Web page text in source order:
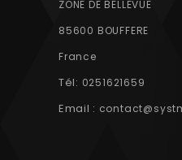
ZONE DE BELLEVUE
85600 BOUFFERE
France
Tél: 0251621659
Email :